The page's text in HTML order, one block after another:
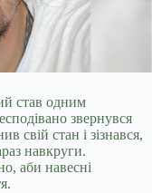
став одним
звернувся
свій стан і зізнався,
навкруги.
аби навесні